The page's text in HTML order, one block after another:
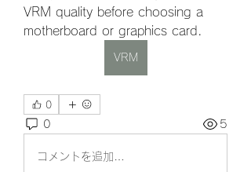
VRM quality before choosing a
motherboard or graphics card.
VRM
0
0 5
コメントを追加…